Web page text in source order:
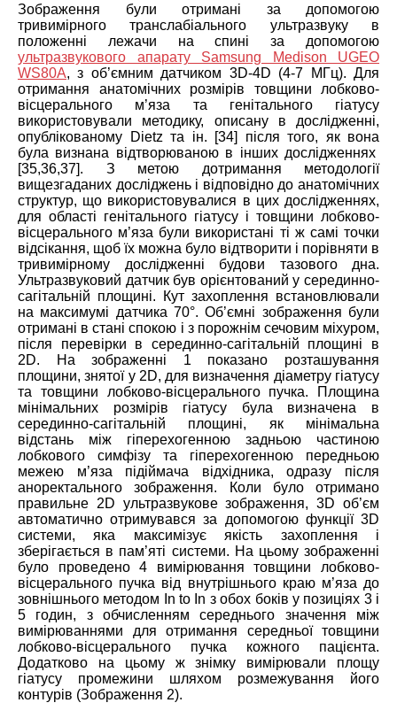
Зображення були отримані за допомогою
тривимірного транслабіального ультразвуку в
положенні лежачи на спині за допомогою
ультразвукового апарату Samsung Medison UGEO
WS80A, з об’ємним датчиком 3D-4D (4-7 МГц). Для
отримання анатомічних розмірів товщини лобково-
вісцерального м’яза та генітального гіатусу
використовували методику, описану в дослідженні,
опублікованому Dietz та ін. [34] після того, як вона
була визнана відтворюваною в інших дослідженнях
[35,36,37]. З метою дотримання методології
вищезгаданих досліджень і відповідно до анатомічних
структур, що використовувалися в цих дослідженнях,
для області генітального гіатусу і товщини лобково-
вісцерального м’яза були використані ті ж самі точки
відсікання, щоб їх можна було відтворити і порівняти в
тривимірному дослідженні будови тазового дна.
Ультразвуковий датчик був орієнтований у серединно-
сагітальній площині. Кут захоплення встановлювали
на максимумі датчика 70°. Об’ємні зображення були
отримані в стані спокою і з порожнім сечовим міхуром,
після перевірки в серединно-сагітальній площині в
2D. На зображенні 1 показано розташування
площини, знятої у 2D, для визначення діаметру гіатусу
та товщини лобково-вісцерального пучка. Площина
мінімальних розмірів гіатусу була визначена в
серединно-сагітальній площині, як мінімальна
відстань між гіперехогенною задньою частиною
лобкового симфізу та гіперехогенною передньою
межею м’яза підіймача відхідника, одразу після
аноректального зображення. Коли було отримано
правильне 2D ультразвукове зображення, 3D об’єм
автоматично отримувався за допомогою функції 3D
системи, яка максимізує якість захоплення і
зберігається в пам’яті системи. На цьому зображенні
було проведено 4 вимірювання товщини лобково-
вісцерального пучка від внутрішнього краю м’яза до
зовнішнього методом In to In з обох боків у позиціях 3 і
5 годин, з обчисленням середнього значення між
вимірюваннями для отримання середньої товщини
лобково-вісцерального пучка кожного пацієнта.
Додатково на цьому ж знімку вимірювали площу
гіатусу промежини шляхом розмежування його
контурів (Зображення 2).